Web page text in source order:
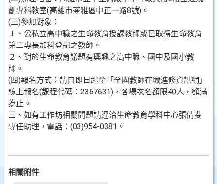
劃專科教室(高雄市苓雅區中正一路8號)。
(三)參加對象：
１、公私立高中職之生命教育授課教師或已取得生命教育
第二專長加科登記之教師。
２、對於生命教育議題有興趣之高中職、國中及國小教
師。
(四)報名方式：請自即日起至「全國教師在職進修資訊網」
線上報名(課程代碼：2367631)，各場次名額限40人，額滿
為止。
三、如有工作坊相關問題請逕洽生命教育學科中心張倩斐
專任助理，電話：(03)954-0381。
相關附件